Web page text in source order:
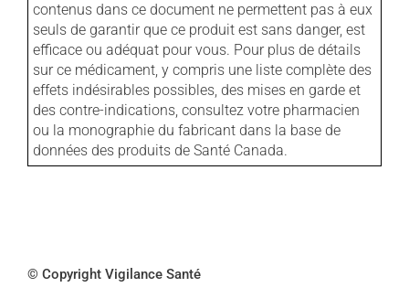
contenus dans ce document ne permettent pas à eux
seuls de garantir que ce produit est sans danger, est
efficace ou adéquat pour vous. Pour plus de détails
sur ce médicament, y compris une liste complète des
effets indésirables possibles, des mises en garde et
des contre-indications, consultez votre pharmacien
ou la monographie du fabricant dans la base de
données des produits de Santé Canada.
© Copyright Vigilance Santé